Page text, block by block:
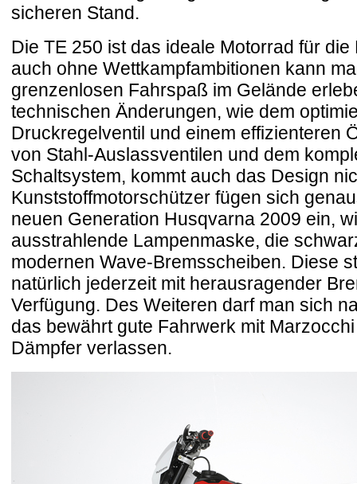
sicheren Stand.
Die TE 250 ist das ideale Motorrad für
auch ohne Wettkampfambitionen kann
grenzenlosen Fahrspaß im Gelände
technischen Änderungen, wie dem
Druckregelventil und einem effizienteren
von Stahl-Auslassventilen und dem
Schaltsystem, kommt auch das Design
Kunststoffmotorschützer fügen sich
neuen Generation Husqvarna 2009 ein,
ausstrahlende Lampenmaske, die
modernen Wave-Bremsscheiben. Diese
natürlich jederzeit mit herausragender
Verfügung. Des Weiteren darf man sich
das bewährt gute Fahrwerk mit
Dämpfer verlassen.